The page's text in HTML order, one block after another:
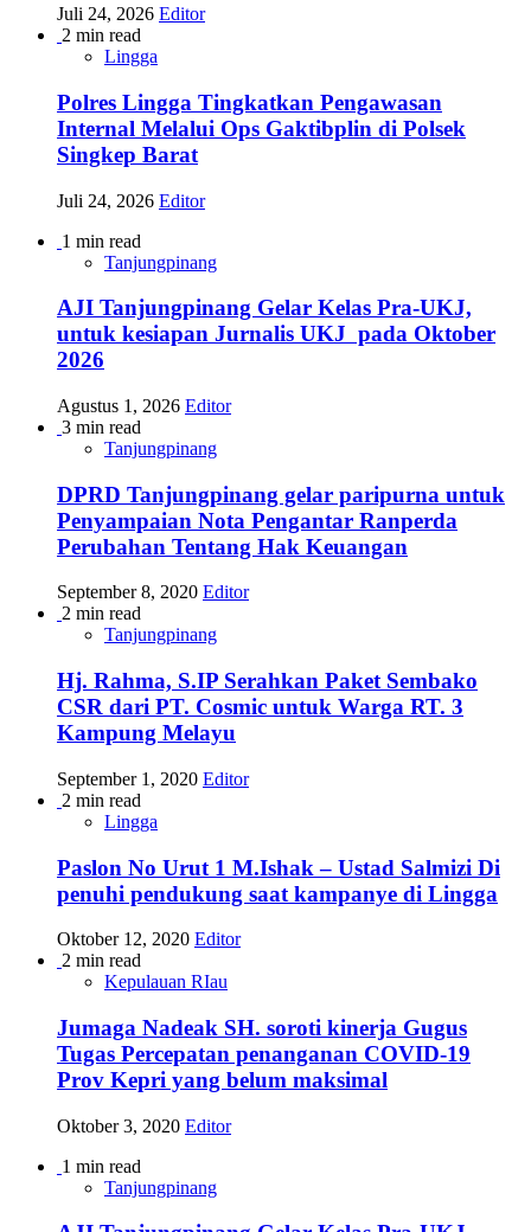
Juli 24, 2026 Editor
2 min read
Lingga
Polres Lingga Tingkatkan Pengawasan
Internal Melalui Ops Gaktibplin di Polsek
Singkep Barat
Juli 24, 2026 Editor
1 min read
Tanjungpinang
AJI Tanjungpinang Gelar Kelas Pra-UKJ,
untuk kesiapan Jurnalis UKJ pada Oktober
2026
Agustus 1, 2026 Editor
3 min read
Tanjungpinang
DPRD Tanjungpinang gelar paripurna untuk
Penyampaian Nota Pengantar Ranperda
Perubahan Tentang Hak Keuangan
September 8, 2020 Editor
2 min read
Tanjungpinang
Hj. Rahma, S.IP Serahkan Paket Sembako
CSR dari PT. Cosmic untuk Warga RT. 3
Kampung Melayu
September 1, 2020 Editor
2 min read
Lingga
Paslon No Urut 1 M.Ishak – Ustad Salmizi Di
penuhi pendukung saat kampanye di Lingga
Oktober 12, 2020 Editor
2 min read
Kepulauan RIau
Jumaga Nadeak SH. soroti kinerja Gugus
Tugas Percepatan penanganan COVID-19
Prov Kepri yang belum maksimal
Oktober 3, 2020 Editor
1 min read
Tanjungpinang